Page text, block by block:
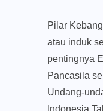
Pilar
atau induk
pentingnya
Pancasila
Undang-